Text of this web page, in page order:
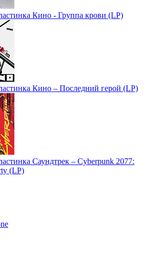
Кино - Группа крови (LP)
Кино – Последний герой (LP)
Саундтрек – Cyberpunk 2077:
(LP)